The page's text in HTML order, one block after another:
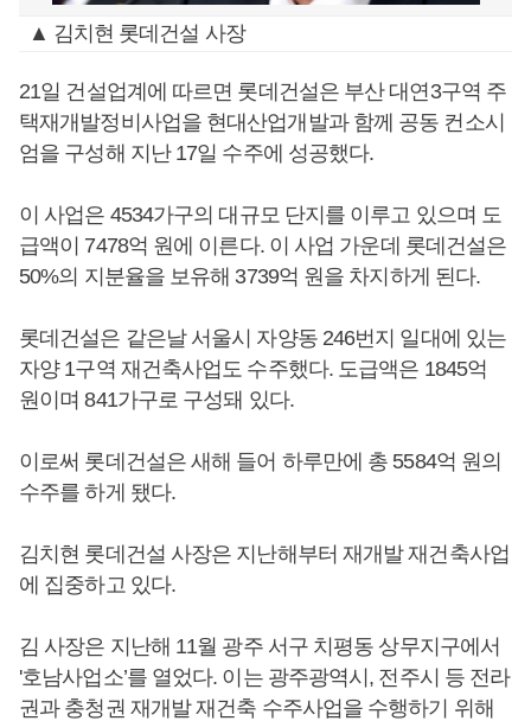
▲ 김치현 롯데건설 사장
21일 건설업계에 따르면 롯데건설은 부산 대연3구역 주
택재개발정비사업을 현대산업개발과 함께 공동 컨소시
엄을 구성해 지난 17일 수주에 성공했다.
이 사업은 4534가구의 대규모 단지를 이루고 있으며 도
급액이 7478억 원에 이른다. 이 사업 가운데 롯데건설은
50%의 지분율을 보유해 3739억 원을 차지하게 된다.
롯데건설은 같은날 서울시 자양동 246번지 일대에 있는
자양 1구역 재건축사업도 수주했다. 도급액은 1845억
원이며 841가구로 구성돼 있다.
이로써 롯데건설은 새해 들어 하루만에 총 5584억 원의
수주를 하게 됐다.
김치현 롯데건설 사장은 지난해부터 재개발 재건축사업
에 집중하고 있다.
김 사장은 지난해 11월 광주 서구 치평동 상무지구에서
'호남사업소’를 열었다. 이는 광주광역시, 전주시 등 전라
권과 충청권 재개발 재건축 수주사업을 수행하기 위해